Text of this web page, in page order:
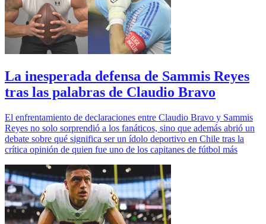
La inesperada defensa de Sammis Reyes
tras las palabras de Claudio Bravo
El enfrentamiento de declaraciones entre Claudio Bravo y Sammis
Reyes no solo sorprendió a los fanáticos, sino que además abrió un
debate sobre qué significa ser un ídolo deportivo en Chile tras la
crítica opinión de quien fue uno de los capitanes de fútbol más